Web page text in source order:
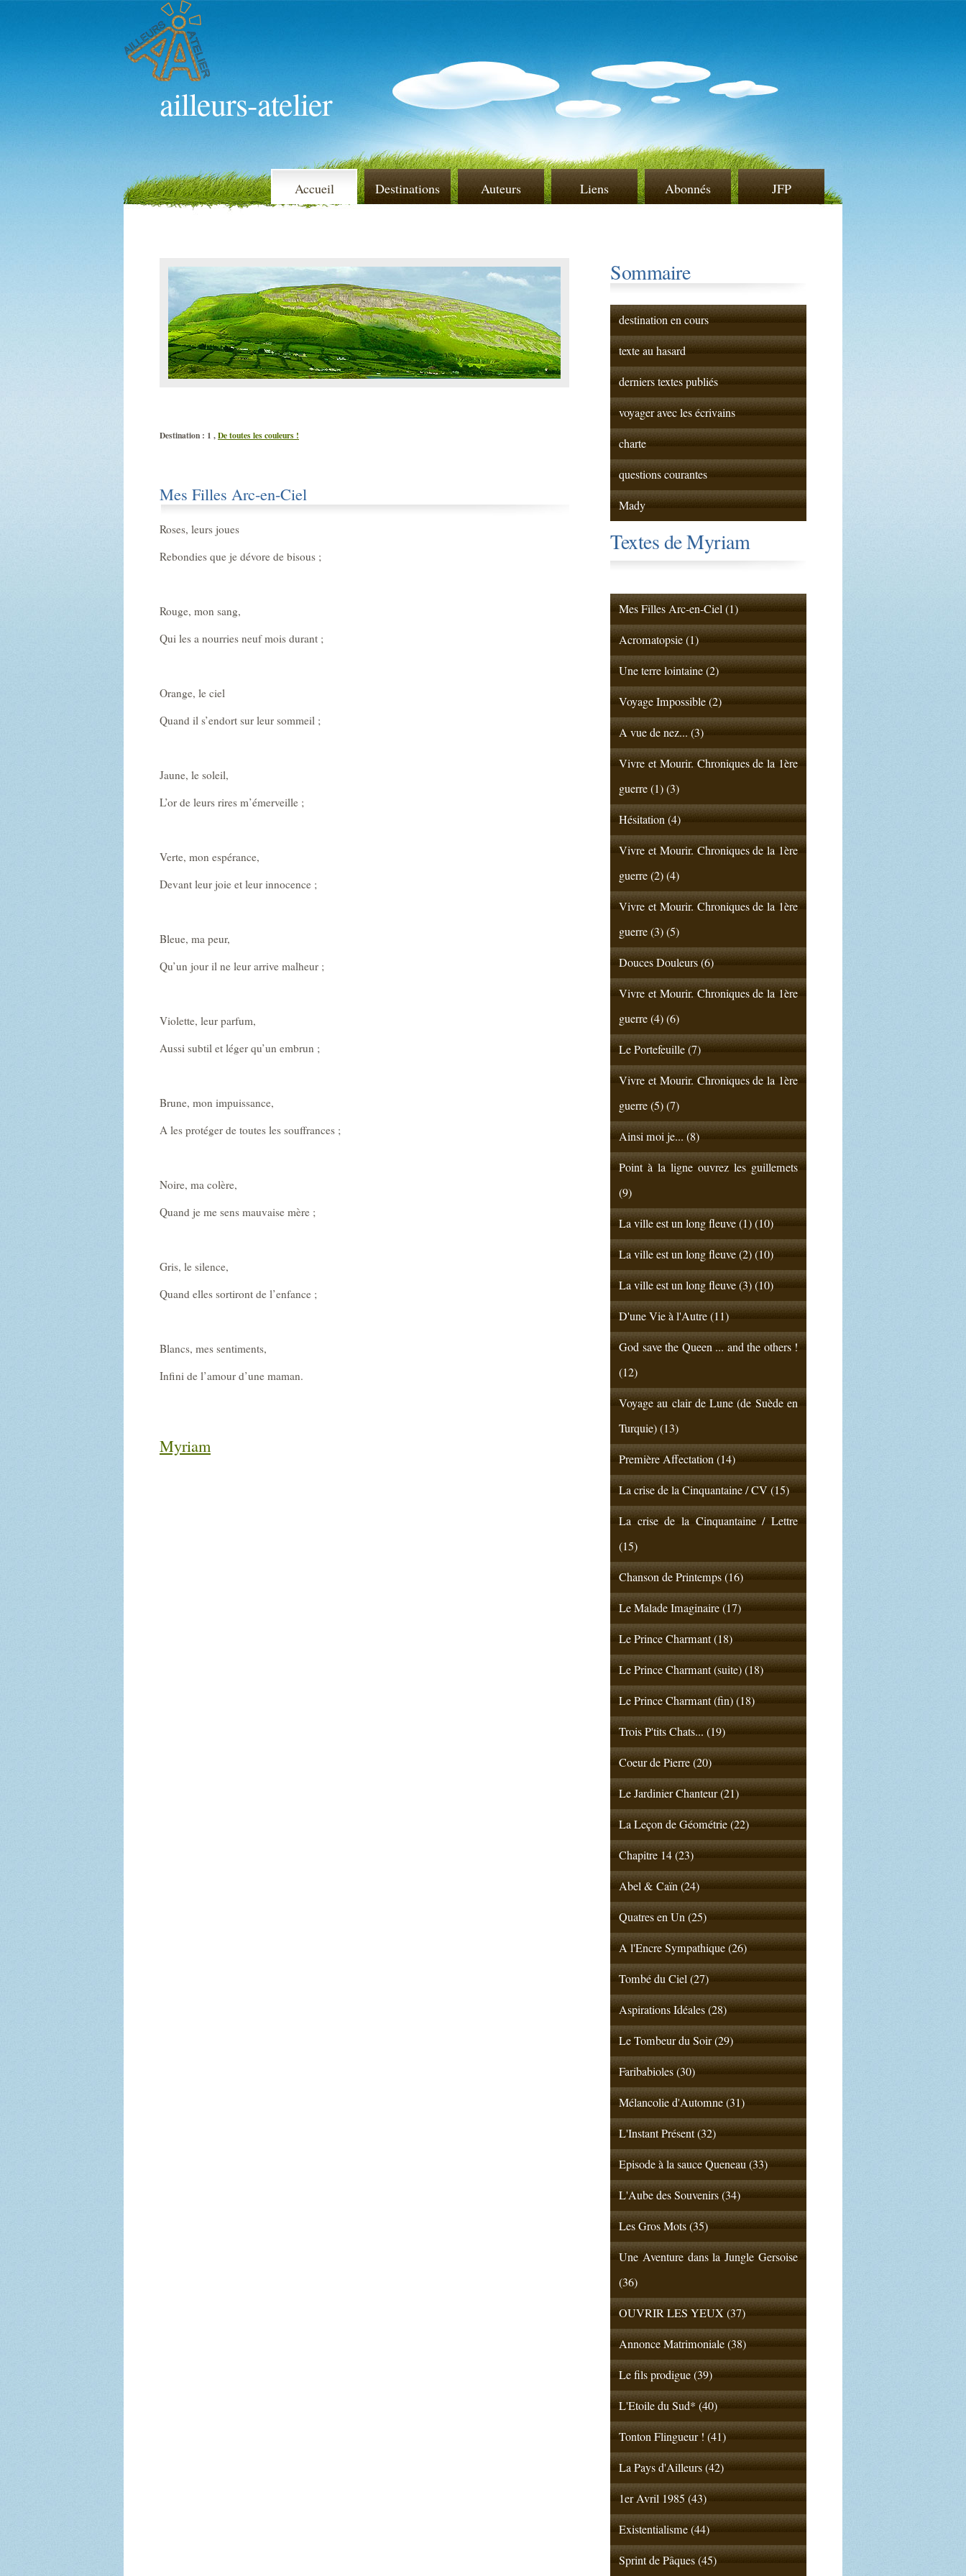
ailleurs-atelier
Accueil Destinations Auteurs Liens Abonnés JFP
Sommaire
destination en cours
texte au hasard
derniers textes publiés
voyager avec les écrivains
charte
questions courantes
Mady
Textes de Myriam
Mes Filles Arc-en-Ciel (1)
Acromatopsie (1)
Une terre lointaine (2)
Voyage Impossible (2)
A vue de nez... (3)
Vivre et Mourir. Chroniques de la 1ère
guerre (1) (3)
Hésitation (4)
Vivre et Mourir. Chroniques de la 1ère
guerre (2) (4)
Vivre et Mourir. Chroniques de la 1ère
guerre (3) (5)
Douces Douleurs (6)
Vivre et Mourir. Chroniques de la 1ère
guerre (4) (6)
Le Portefeuille (7)
Vivre et Mourir. Chroniques de la 1ère
guerre (5) (7)
Ainsi moi je... (8)
Point à la ligne ouvrez les guillemets
(9)
La ville est un long fleuve (1) (10)
La ville est un long fleuve (2) (10)
La ville est un long fleuve (3) (10)
D'une Vie à l'Autre (11)
God save the Queen ... and the others !
(12)
Voyage au clair de Lune (de Suède en
Turquie) (13)
Première Affectation (14)
La crise de la Cinquantaine / CV (15)
La crise de la Cinquantaine / Lettre
(15)
Chanson de Printemps (16)
Le Malade Imaginaire (17)
Le Prince Charmant (18)
Le Prince Charmant (suite) (18)
Le Prince Charmant (fin) (18)
Trois P'tits Chats... (19)
Coeur de Pierre (20)
Le Jardinier Chanteur (21)
La Leçon de Géométrie (22)
Chapitre 14 (23)
Abel & Caïn (24)
Quatres en Un (25)
A l'Encre Sympathique (26)
Tombé du Ciel (27)
Aspirations Idéales (28)
Le Tombeur du Soir (29)
Faribabioles (30)
Mélancolie d'Automne (31)
L'Instant Présent (32)
Episode à la sauce Queneau (33)
L'Aube des Souvenirs (34)
Les Gros Mots (35)
Une Aventure dans la Jungle Gersoise
(36)
OUVRIR LES YEUX (37)
Annonce Matrimoniale (38)
Le fils prodigue (39)
L'Etoile du Sud* (40)
Tonton Flingueur ! (41)
La Pays d'Ailleurs (42)
1er Avril 1985 (43)
Existentialisme (44)
Sprint de Pâques (45)
Destination : 1 ,De toutes les couleurs !
Mes Filles Arc-en-Ciel
Roses, leurs joues
Rebondies que je dévore de bisous ;
Rouge, mon sang,
Qui les a nourries neuf mois durant ;
Orange, le ciel
Quand il s’endort sur leur sommeil ;
Jaune, le soleil,
L’or de leurs rires m’émerveille ;
Verte, mon espérance,
Devant leur joie et leur innocence ;
Bleue, ma peur,
Qu’un jour il ne leur arrive malheur ;
Violette, leur parfum,
Aussi subtil et léger qu’un embrun ;
Brune, mon impuissance,
A les protéger de toutes les souffrances ;
Noire, ma colère,
Quand je me sens mauvaise mère ;
Gris, le silence,
Quand elles sortiront de l’enfance ;
Blancs, mes sentiments,
Infini de l’amour d’une maman.
Myriam